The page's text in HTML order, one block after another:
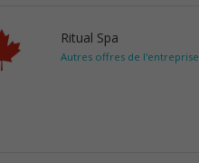
Ritual Spa
Autres offres de l'entreprise